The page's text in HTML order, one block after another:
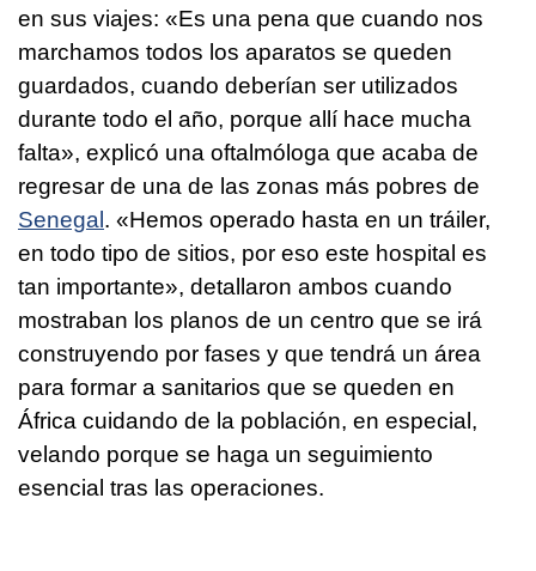
en sus viajes: «Es una pena que cuando nos
marchamos todos los aparatos se queden
guardados, cuando deberían ser utilizados
durante todo el año, porque allí hace mucha
falta», explicó una oftalmóloga que acaba de
regresar de una de las zonas más pobres de
Senegal . «Hemos operado hasta en un tráiler,
en todo tipo de sitios, por eso este hospital es
tan importante», detallaron ambos cuando
mostraban los planos de un centro que se irá
construyendo por fases y que tendrá un área
para formar a sanitarios que se queden en
África cuidando de la población, en especial,
velando porque se haga un seguimiento
esencial tras las operaciones.